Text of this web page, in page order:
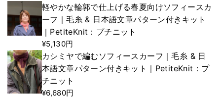
軽やかな輪郭で仕上げる春夏向けソフィースカ
ーフ｜毛糸 & 日本語文章パターン付きキット
｜PetiteKnit：プチニット
¥5,130円
カシミヤで編むソフィースカーフ｜毛糸 & 日
本語文章パターン付きキット｜PetiteKnit：プ
チニット
¥6,680円